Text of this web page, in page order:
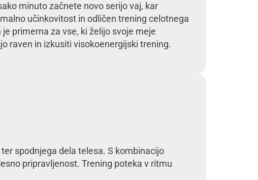
minuto začnete novo serijo vaj, kar
učinkovitost in odličen trening celotnega
primerna za vse, ki želijo svoje meje
raven in izkusiti visokoenergijski trening.
spodnjega dela telesa. S kombinacijo
pripravljenost. Trening poteka v ritmu